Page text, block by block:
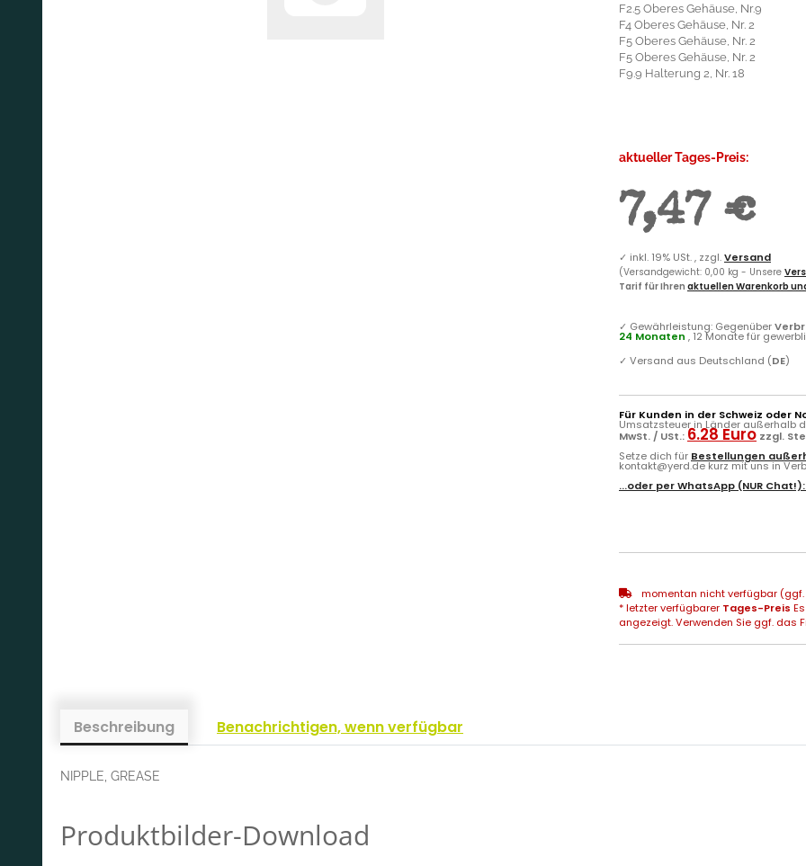
F2.5 Oberes Gehäuse, Nr.9
F4 Oberes Gehäuse, Nr. 2
F5 Oberes Gehäuse, Nr. 2
F5 Oberes Gehäuse, Nr. 2
F9.9 Halterung 2, Nr. 18
aktueller Tages-Preis:
7,47 €
✓ inkl. 19% USt. , zzgl.Versand
(Versandgewicht: 0,00 kg - Unsere
Tarif für Ihren aktuellen Warenkorb
✓ Gewährleistung: Gegenüber
24 Monaten , 12 Monate für
✓ Versand aus Deutschland (DE)
Für Kunden in der Schweiz oder
Umsatzsteuer in Länder außerhalb
MwSt. / USt.: 6.28 Euro zzgl.
Setze dich für Bestellungen
kontakt@yerd.de kurz mit uns in
...oder perWhatsApp (NUR
momentan nicht verfügbar
* letzter verfügbarer Tages-Preis
angezeigt. Verwenden Sie ggf. das
Beschreibung Benachrichtigen, wenn verfügbar
NIPPLE, GREASE
Produktbilder-Download